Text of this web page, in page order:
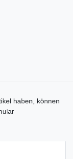
haben, können